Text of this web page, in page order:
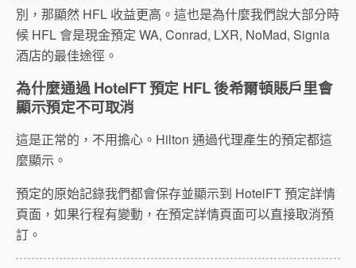
別，那顯然 HFL 收益更高。這也是為什麼我們說大部分時
候 HFL 會是現金預定 WA, Conrad, LXR, NoMad, Signia
酒店的最佳途徑。
為什麼通過 HotelFT 預定 HFL 後希爾頓賬戶里會
顯示預定不可取消
這是正常的，不用擔心。Hilton 通過代理產生的預定都這
麼顯示。
預定的原始記錄我們都會保存並顯示到 HotelFT 預定詳情
頁面，如果行程有變動，在預定詳情頁面可以直接取消預
訂。